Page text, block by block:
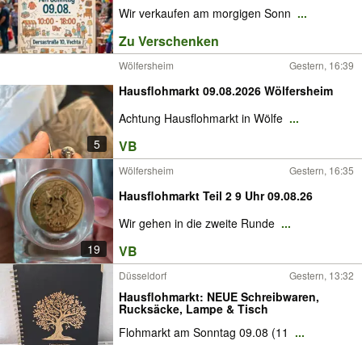
Wir verkaufen am morgigen Sonn ...
Zu Verschenken
5
Wölfersheim Gestern, 16:39
Hausflohmarkt 09.08.2026 Wölfersheim
Achtung Hausflohmarkt in Wölfe ...
VB
19
Wölfersheim Gestern, 16:35
Hausflohmarkt Teil 2 9 Uhr 09.08.26
Wir gehen in die zweite Runde ...
VB
Düsseldorf Gestern, 13:32
Hausflohmarkt: NEUE Schreibwaren,
Rucksäcke, Lampe & Tisch
Flohmarkt am Sonntag 09.08 (11 ...